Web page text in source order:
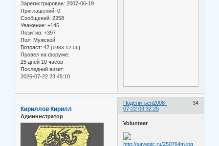
Зарегистрирован: 2007-06-19
Приглашений: 0
Сообщений: 2258
Уважение: +145
Позитив: +397
Пол: Мужской
Возраст: 42 [1983-12-06]
Провел на форуме:
25 дней 10 часов
Последний визит:
2026-07-22 23:45:10
Поделиться 34
2008-
07-22 03:32:25
Кириллов Кирилл
Администратор
Volunteer